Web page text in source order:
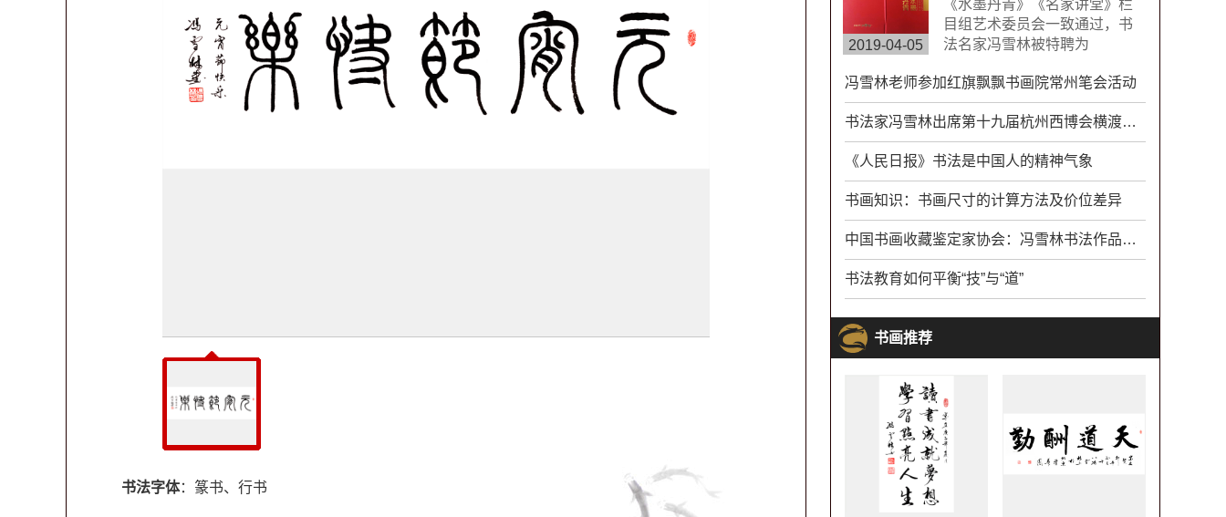
书法字体：篆书、行书
值。浙江卫视拍摄组来到杭州
余杭径山风情小镇专门拍摄了
此次专题片。
2019-04-05
《水墨丹青》《名家讲堂》栏
目组艺术委员会一致通过，书
法名家冯雪林被特聘为
堂》栏目组签约艺术家。中国
教育电视台《水墨丹青》是以
“弘扬中华传统文化，传承水墨
艺术精髓”为宗旨，展示现代中
国书画艺术发展变化的大型电
视文化栏目。
冯雪林老师参加红旗飘飘书画院常州笔会活动
书法家冯雪林出席第十九届杭州西博会横渡钱塘江名家书画笔会活动
《人民日报》书法是中国人的精神气象
书画知识：书画尺寸的计算方法及价位差异
中国书画收藏鉴定家协会：冯雪林书法作品具有很高收藏价值
书法教育如何平衡“技”与“道”
书画推荐